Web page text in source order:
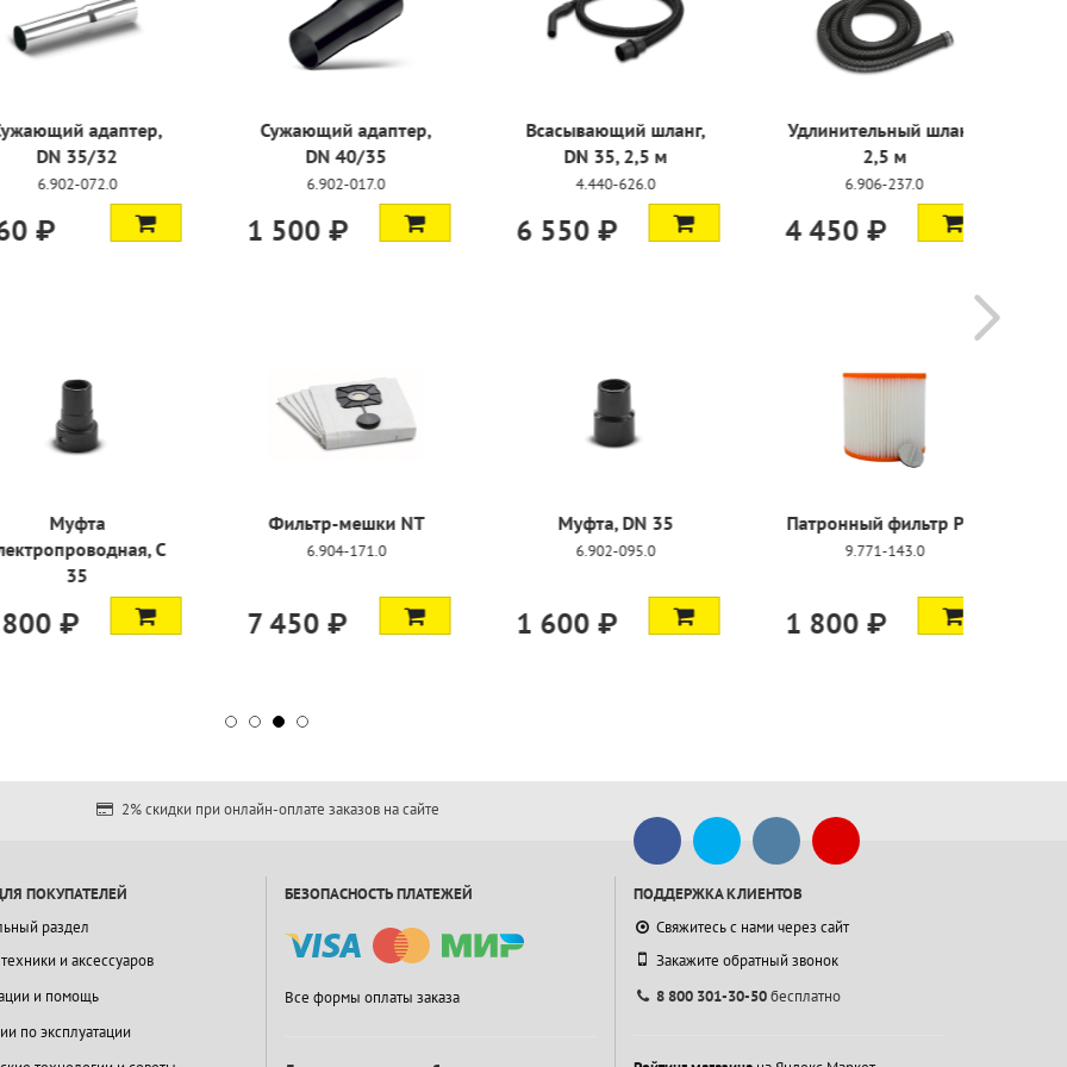
адаптер,
35
Всасывающий шланг,
DN 35, 2,5 м
6 550 ₽
Удлинительный шланг,
4 450 ₽
Муфта резиновая, DN
1 900 ₽
NT
171.0
Муфта, DN 35
1 600 ₽
Патронный фильтр PES
1 800 ₽
Сужающий адаптер DN
2% скидки при онлайн-оплате заказов на сайте
ПОКУПАТЕЛЕЙ
раздел
и аксессуаров
и помощь
по эксплуатации
БЕЗОПАСНОСТЬ ПЛАТЕЖЕЙ
Все формы оплаты заказа
ПОДДЕРЖКА КЛИЕНТОВ
Свяжитесь с нами через сайт
Закажите обратный звонок
8 800 301-30-50бесплатно